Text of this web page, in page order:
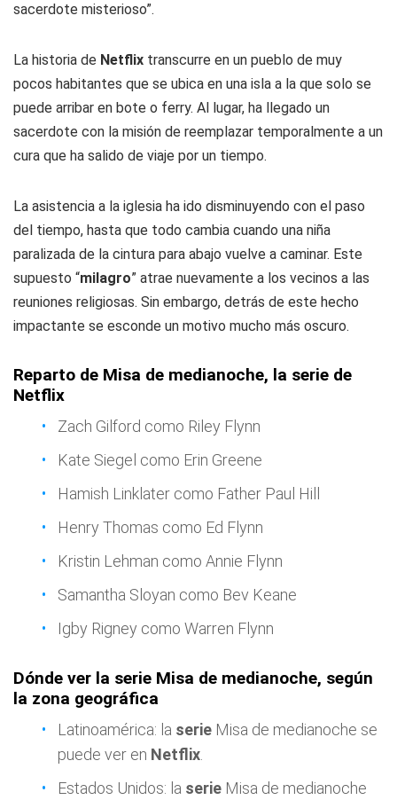
sacerdote misterioso”.
La historia de Netflix transcurre en un pueblo de muy
pocos habitantes que se ubica en una isla a la que solo se
puede arribar en bote o ferry. Al lugar, ha llegado un
sacerdote con la misión de reemplazar temporalmente a un
cura que ha salido de viaje por un tiempo.
La asistencia a la iglesia ha ido disminuyendo con el paso
del tiempo, hasta que todo cambia cuando una niña
paralizada de la cintura para abajo vuelve a caminar. Este
supuesto “milagro” atrae nuevamente a los vecinos a las
reuniones religiosas. Sin embargo, detrás de este hecho
impactante se esconde un motivo mucho más oscuro.
Reparto de Misa de medianoche, la serie de
Netflix
Zach Gilford como Riley Flynn
Kate Siegel como Erin Greene
Hamish Linklater como Father Paul Hill
Henry Thomas como Ed Flynn
Kristin Lehman como Annie Flynn
Samantha Sloyan como Bev Keane
Igby Rigney como Warren Flynn
Dónde ver la serie Misa de medianoche, según
la zona geográfica
Latinoamérica: la serie Misa de medianoche se
puede ver en Netflix
Estados Unidos: la serie Misa de medianoche